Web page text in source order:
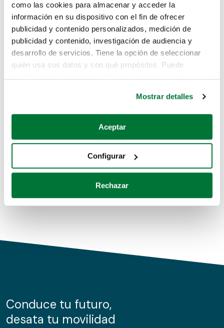
como las cookies para almacenar y acceder la
información en su dispositivo con el fin de ofrecer
publicidad y contenido personalizados, medición de
publicidad y contenido, investigación de audiencia y
desarrollo de servicios. Tiene la opción de seleccionar
quién usa sus datos y con qué propósitos. Puede
Si lo permite, también quisiéramos:
Recopilar información sobre su ubicación geográfica
Identificar su dispositivo analizándolo activamente
para buscar características específicas (huellas
Obtenga más información sobre cómo se procesan sus
de cookies.
información sobre el uso que haga del sitio web con
nuestros partners de redes sociales, publicidad y análisis
Mostrar detalles
Aceptar
Configurar
Rechazar
Lo sentimos, no sabemos como
te hemos traido hasta aquí.
Pero puedes encontrar el coche que estás
buscando en alguno de estos enlaces:
Coches de segunda mano
Coches de km0
Conduce tu futuro,
desata tu movilidad